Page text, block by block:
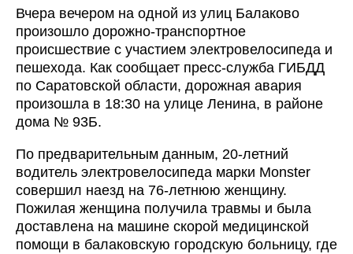
Вчера вечером на одной из улиц Балаково
произошло дорожно-транспортное
происшествие с участием электровелосипеда и
пешехода. Как сообщает пресс-служба ГИБДД
по Саратовской области, дорожная авария
произошла в 18:30 на улице Ленина, в районе
дома № 93Б.
По предварительным данным, 20-летний
водитель электровелосипеда марки Monster
совершил наезд на 76-летнюю женщину.
Пожилая женщина получила травмы и была
доставлена на машине скорой медицинской
помощи в балаковскую городскую больницу, где